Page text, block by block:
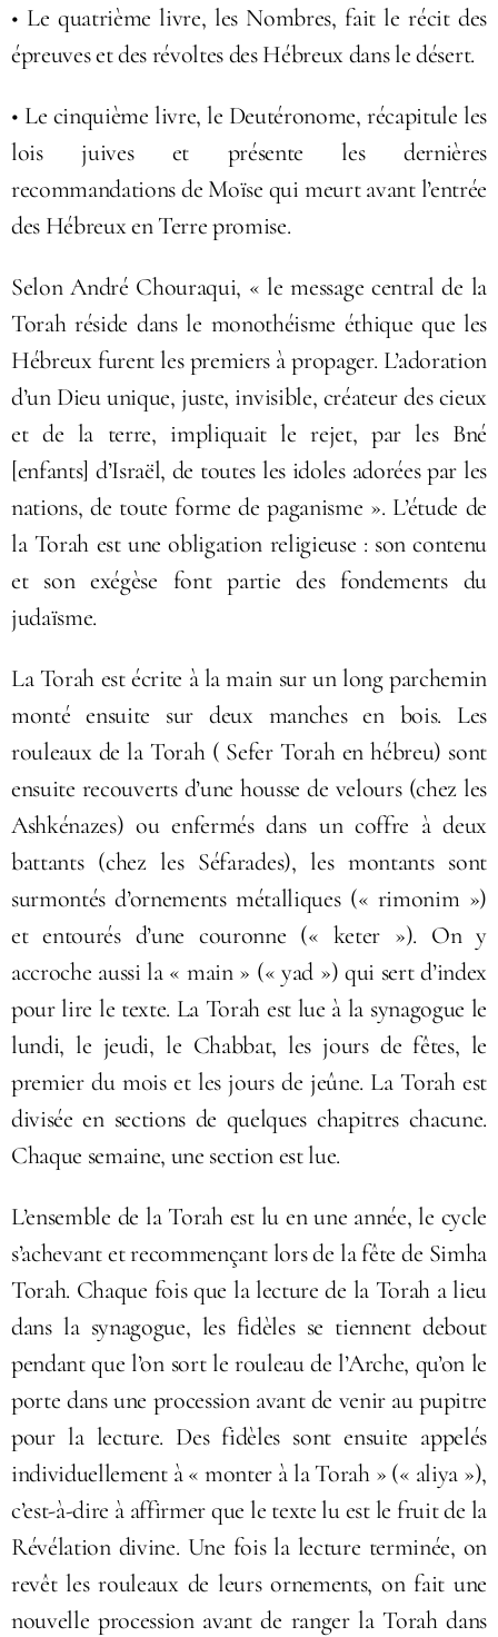
• Le quatrième livre, les Nombres, fait le récit des
épreuves et des révoltes des Hébreux dans le désert.
• Le cinquième livre, le Deutéronome, récapitule les
lois juives et présente les dernières
recommandations de Moïse qui meurt avant l’entrée
des Hébreux en Terre promise.
Selon André Chouraqui, « le message central de la
Torah réside dans le monothéisme éthique que les
Hébreux furent les premiers à propager. L’adoration
d’un Dieu unique, juste, invisible, créateur des cieux
et de la terre, impliquait le rejet, par les Bné
[enfants] d’Israël, de toutes les idoles adorées par les
nations, de toute forme de paganisme ». L’étude de
la Torah est une obligation religieuse : son contenu
et son exégèse font partie des fondements du
judaïsme.
La Torah est écrite à la main sur un long parchemin
monté ensuite sur deux manches en bois. Les
rouleaux de la Torah ( Sefer Torah en hébreu) sont
ensuite recouverts d’une housse de velours (chez les
Ashkénazes) ou enfermés dans un coffre à deux
battants (chez les Séfarades), les montants sont
surmontés d’ornements métalliques (« rimonim »)
et entourés d’une couronne (« keter »). On y
accroche aussi la « main » (« yad ») qui sert d’index
pour lire le texte. La Torah est lue à la synagogue le
lundi, le jeudi, le Chabbat, les jours de fêtes, le
premier du mois et les jours de jeûne. La Torah est
divisée en sections de quelques chapitres chacune.
Chaque semaine, une section est lue.
L’ensemble de la Torah est lu en une année, le cycle
s’achevant et recommençant lors de la fête de Simha
Torah. Chaque fois que la lecture de la Torah a lieu
dans la synagogue, les fidèles se tiennent debout
pendant que l’on sort le rouleau de l’Arche, qu’on le
porte dans une procession avant de venir au pupitre
pour la lecture. Des fidèles sont ensuite appelés
individuellement à « monter à la Torah » (« aliya »),
c’est-à-dire à affirmer que le texte lu est le fruit de la
Révélation divine. Une fois la lecture terminée, on
revêt les rouleaux de leurs ornements, on fait une
nouvelle procession avant de ranger la Torah dans